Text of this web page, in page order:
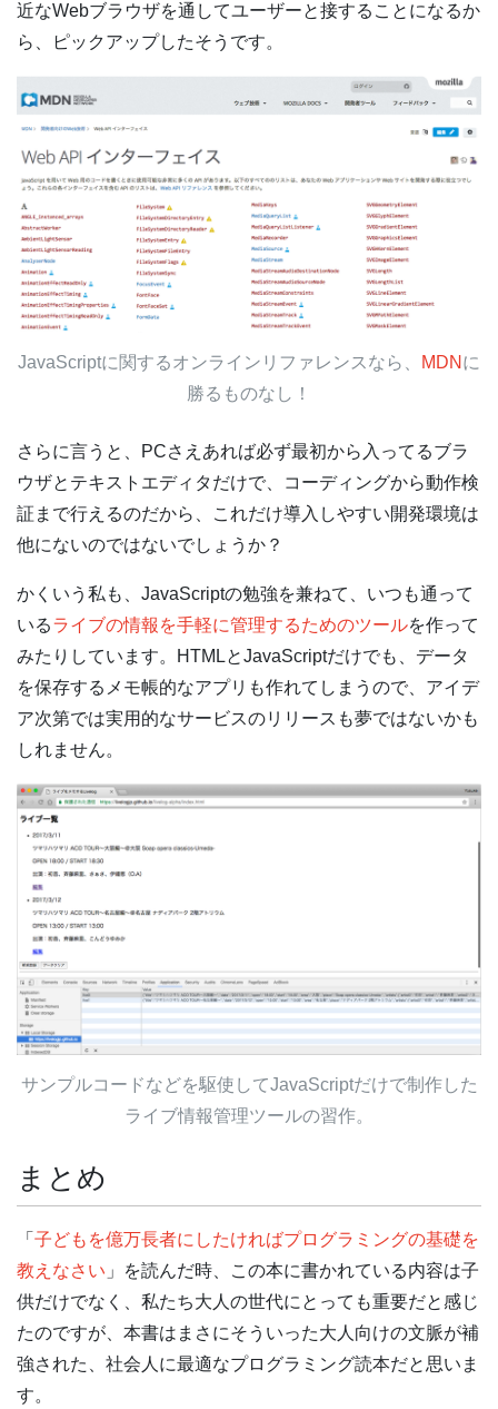
近なWebブラウザを通してユーザーと接することになるか
ら、ピックアップしたそうです。
JavaScriptに関するオンラインリファレンスなら、 MDN に
勝るものなし！
さらに言うと、PCさえあれば必ず最初から入ってるブラ
ウザとテキストエディタだけで、コーディングから動作検
証まで行えるのだから、これだけ導入しやすい開発環境は
他にないのではないでしょうか？
かくいう私も、JavaScriptの勉強を兼ねて、いつも通って
いるライブの情報を手軽に管理するためのツールを作って
みたりしています。HTMLとJavaScriptだけでも、データ
を保存するメモ帳的なアプリも作れてしまうので、アイデ
ア次第では実用的なサービスのリリースも夢ではないかも
しれません。
サンプルコードなどを駆使してJavaScriptだけで制作した
ライブ情報管理ツールの習作。
まとめ
「 子どもを億万長者にしたければプログラミングの基礎を
教えなさい 」を読んだ時、この本に書かれている内容は子
供だけでなく、私たち大人の世代にとっても重要だと感じ
たのですが、本書はまさにそういった大人向けの文脈が補
強された、社会人に最適なプログラミング読本だと思いま
す。